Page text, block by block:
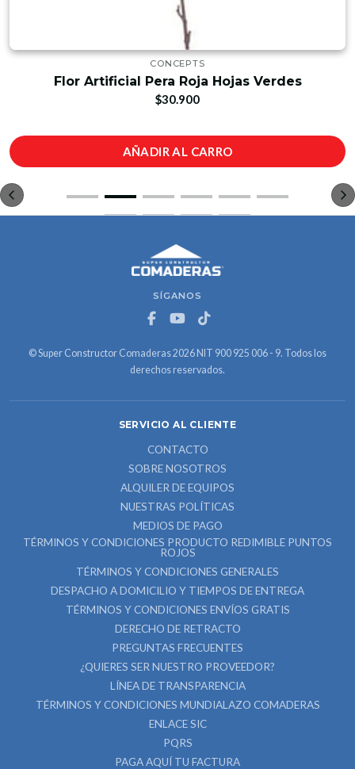
CONCEPTS
Flor Artificial Pera Roja Hojas Verdes
$30.900
AÑADIR AL CARRO
SÍGANOS
© Super Constructor Comaderas 2026 NIT 900 925 006 - 9. Todos los
derechos reservados.
SERVICIO AL CLIENTE
CONTACTO
SOBRE NOSOTROS
ALQUILER DE EQUIPOS
NUESTRAS POLÍTICAS
MEDIOS DE PAGO
TÉRMINOS Y CONDICIONES PRODUCTO REDIMIBLE PUNTOS
ROJOS
TÉRMINOS Y CONDICIONES GENERALES
DESPACHO A DOMICILIO Y TIEMPOS DE ENTREGA
TÉRMINOS Y CONDICIONES ENVÍOS GRATIS
DERECHO DE RETRACTO
PREGUNTAS FRECUENTES
¿QUIERES SER NUESTRO PROVEEDOR?
LÍNEA DE TRANSPARENCIA
TÉRMINOS Y CONDICIONES MUNDIALAZO COMADERAS
ENLACE SIC
PQRS
PAGA AQUÍ TU FACTURA